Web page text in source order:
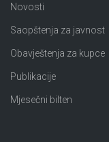
Novosti
Saopštenja za javnost
Obavještenja za kupce
Publikacije
Mjesečni bilten